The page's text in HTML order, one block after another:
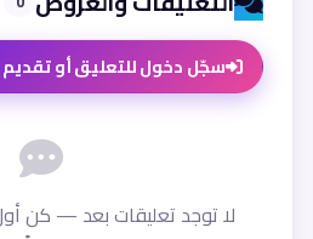
سجّل دخول للتعليق أو
لا توجد تعليقات بعد — كن